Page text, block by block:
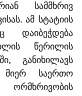
სამმხრივ
ამ სტატიის
დაიბეჭდება
წერილის
განიხილავს
მიერ საერთო
ორმხრივობის